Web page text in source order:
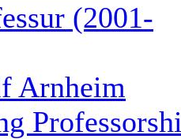
(2001-
Arnheim